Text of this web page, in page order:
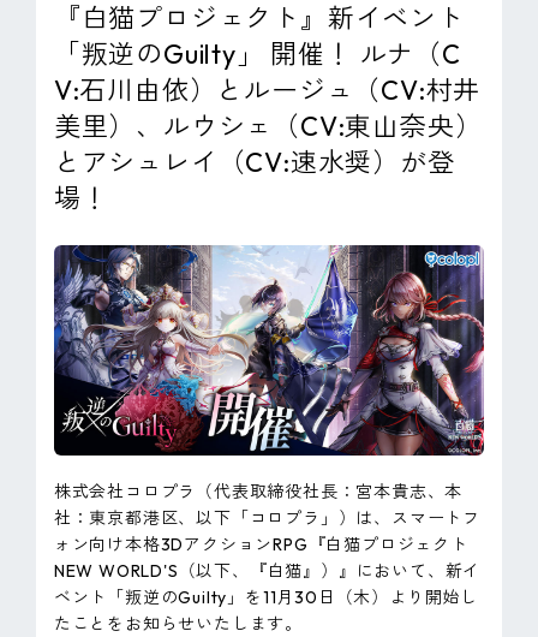
IR情報
採用情報
サステナビリティ
ピンマーク
EN
『白猫プロジェクト』新イベント
「叛逆のGuilty」 開催！ ルナ（C
V:石川由依）とルージュ（CV:村井
美里）、ルウシェ（CV:東山奈央）
とアシュレイ（CV:速水奨）が登
場！
株式会社コロプラ（代表取締役社長：宮本貴志、本
社：東京都港区、以下「コロプラ」）は、スマートフ
ォン向け本格3DアクションRPG『白猫プロジェクト
NEW WORLD'S（以下、『白猫』）』において、新イ
ベント「叛逆のGuilty」を11月30日（木）より開始し
たことをお知らせいたします。